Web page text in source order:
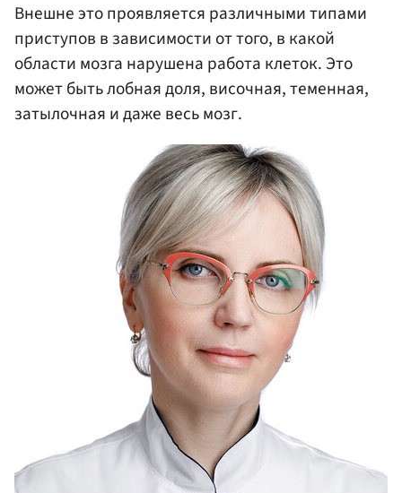
Внешне это проявляется различными типами
приступов в зависимости от того, в какой
области мозга нарушена работа клеток. Это
может быть лобная доля, височная, теменная,
затылочная и даже весь мозг.